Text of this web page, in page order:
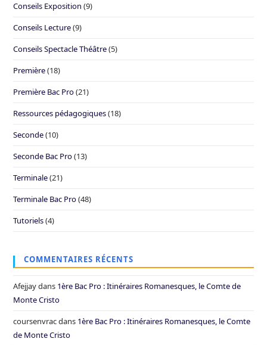
Conseils Exposition (9)
Conseils Lecture(9)
Conseils Spectacle Théâtre(5)
Première(18)
Première Bac Pro(21)
Ressources pédagogiques(18)
Seconde(10)
Seconde Bac Pro(13)
Terminale(21)
Terminale Bac Pro(48)
Tutoriels(4)
COMMENTAIRES RÉCENTS
Afejjaydans 1ère Bac Pro : Itinéraires Romanesques, le Comte de
Monte Cristo
coursenvracdans 1ère Bac Pro : Itinéraires Romanesques, le Comte
de Monte Cristo